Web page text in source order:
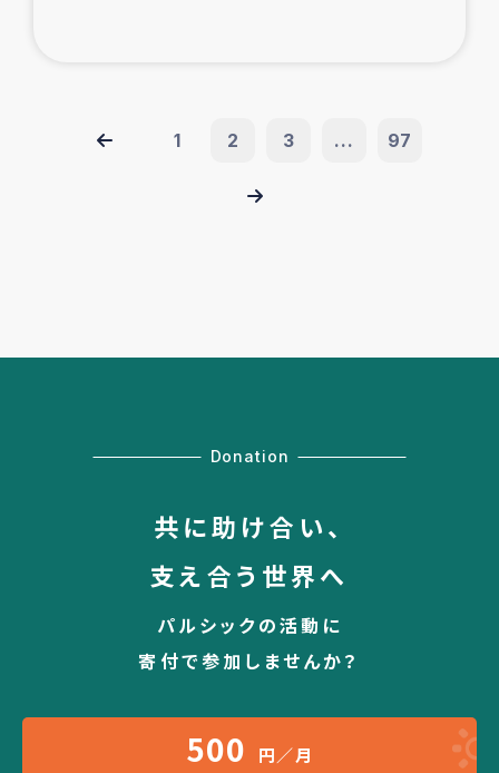
1 2 3 ... 97
Donation
共に助け合い、
支え合う世界へ
パルシックの活動に
寄付で参加しませんか？
500 円／月